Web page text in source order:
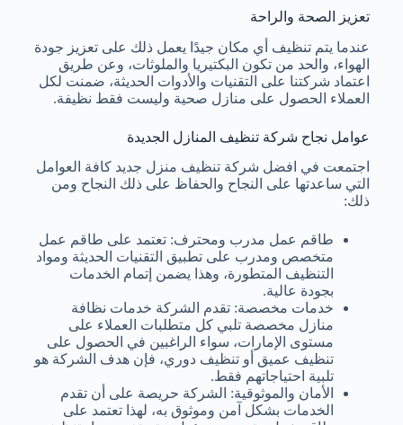
تعزيز الصحة والراحة
عندما يتم تنظيف أي مكان جيدًا يعمل ذلك على تعزيز جودة
الهواء، والحد من تكون البكتيريا والملوثات، وعن طريق
اعتماد شركتنا على التقنيات والأدوات الحديثة، ضمنت لكل
العملاء الحصول على منازل صحية وليست فقط نظيفة.
عوامل نجاح شركة تنظيف المنازل الجديدة
اجتمعت في افضل شركة تنظيف منزل جديد كافة العوامل
التي ساعدتها على النجاح والحفاظ على ذلك النجاح ومن
ذلك:
طاقم عمل مدرب ومحترف: تعتمد على طاقم عمل
متخصص ومدرب على تطبيق التقنيات الحديثة ومواد
التنظيف المتطورة، وهذا يضمن إتمام الخدمات
بجودة عالية.
خدمات مخصصة: تقدم الشركة خدمات نظافة
منازل مخصصة تلبي كل متطلبات العملاء على
مستوى الإمارات، سواء الراغبين في الحصول على
تنظيف عميق أو تنظيف دوري، فإن هدف الشركة هو
تلبية احتياجاتهم فقط.
الأمان والموثوقية: الشركة حريصة على أن تقدم
الخدمات بشكل آمن وموثوق به، لهذا تعتمد على